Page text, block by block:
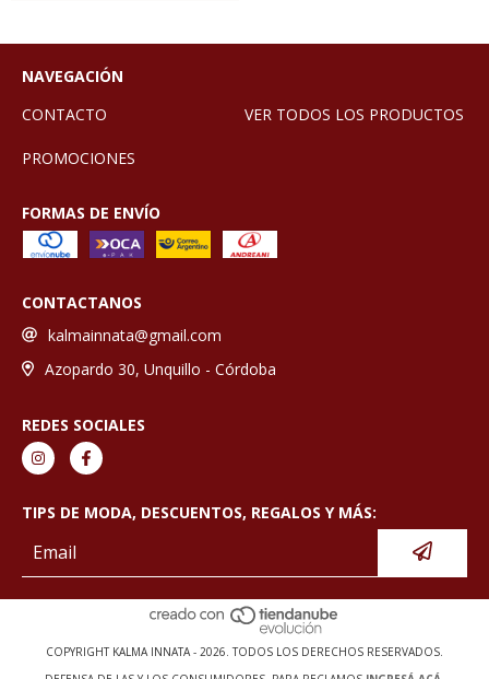
NAVEGACIÓN
CONTACTO
VER TODOS LOS PRODUCTOS
PROMOCIONES
FORMAS DE ENVÍO
CONTACTANOS
kalmainnata@gmail.com
Azopardo 30, Unquillo - Córdoba
REDES SOCIALES
TIPS DE MODA, DESCUENTOS, REGALOS Y MÁS:
COPYRIGHT KALMA INNATA - 2026. TODOS LOS DERECHOS RESERVADOS.